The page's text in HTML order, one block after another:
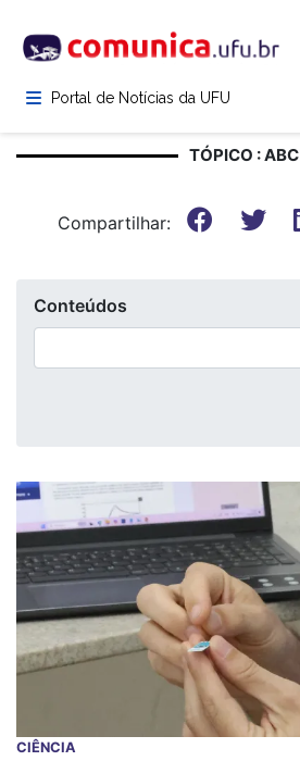
para
conteúdoPortal de Notícias da UFU
TÓPICO : ABC
Compartilhar:
Conteúdos
CIÊNCIA